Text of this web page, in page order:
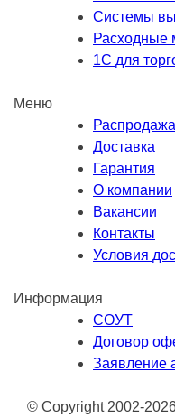
Системы
Расходные
1С для
Меню
Распродажа
Доставка
Гарантия
О компании
Вакансии
Контакты
Условия
Информация
СОУТ
Договор
Заявление
© Copyright 2002-